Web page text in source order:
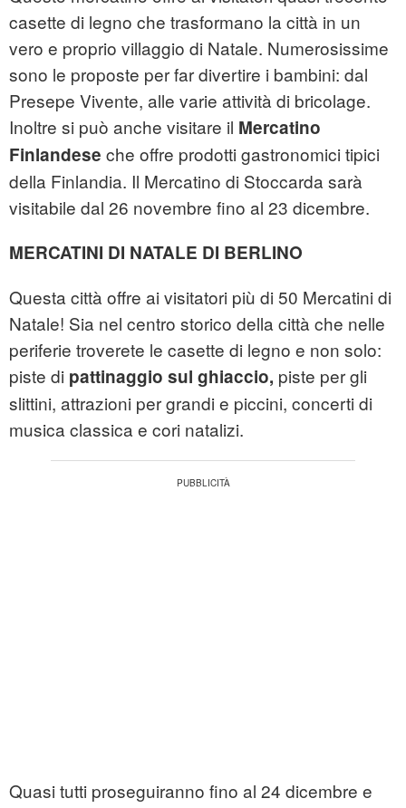
casette di legno che trasformano la città in un
vero e proprio villaggio di Natale. Numerosissime
sono le proposte per far divertire i bambini: dal
Presepe Vivente, alle varie attività di bricolage.
Inoltre si può anche visitare il Mercatino
Finlandese che offre prodotti gastronomici tipici
della Finlandia. Il Mercatino di Stoccarda sarà
visitabile dal 26 novembre fino al 23 dicembre.
MERCATINI DI NATALE DI BERLINO
Questa città offre ai visitatori più di 50 Mercatini di
Natale! Sia nel centro storico della città che nelle
periferie troverete le casette di legno e non solo:
piste di pattinaggio sul ghiaccio, piste per gli
slittini, attrazioni per grandi e piccini, concerti di
musica classica e cori natalizi.
Quasi tutti proseguiranno fino al 24 dicembre e